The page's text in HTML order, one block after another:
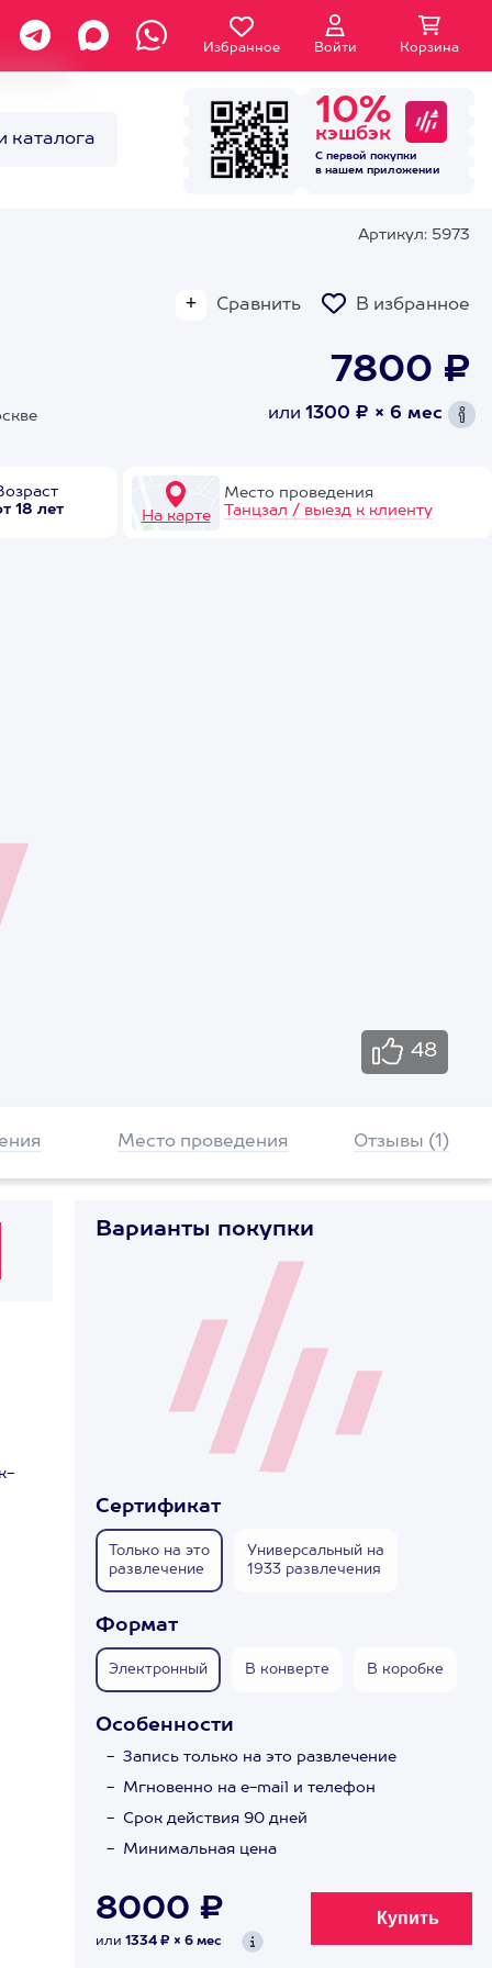
Избранное Войти Корзина
каталога
10%
кэшбэк
С первой покупки
в нашем приложении
Артикул: 5973
Сравнить В избранное
7800 ₽
или 1300 ₽ × 6 мес
18 лет
На карте
Место проведения
Танцзал / выезд к клиенту
48
Место проведения Отзывы (1)
Варианты покупки
Сертификат
Только на это
развлечение
Универсальный на
1933 развлечения
Формат
Электронный В конверте В коробке
Особенности
Запись только на это развлечение
Мгновенно на e-mail и телефон
Срок действия 90 дней
Минимальная цена
8000 ₽
или 1334 ₽ × 6 мес